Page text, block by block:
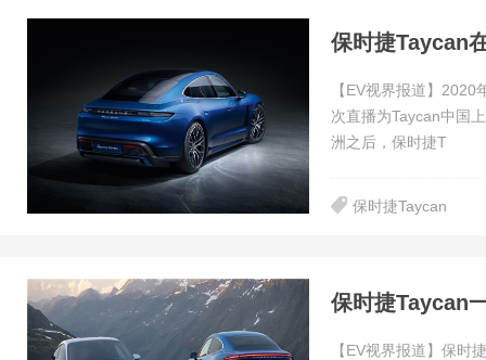
保时捷Taycan
【EV视界报道】
次直播为Taycan中国
洲之后，保时捷T
保时捷Taycan
保时捷Taycan
【EV视界报道】保时